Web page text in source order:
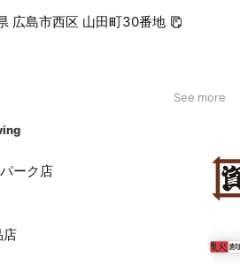
広島市西区 山田町30番地
See more
ーク店
店